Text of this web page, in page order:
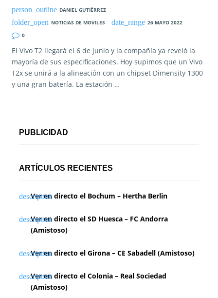
DANIEL GUTIÉRREZ
NOTICIAS DE MOVILES
26 MAYO 2022
0
El Vivo T2 llegará el 6 de junio y la compañía ya reveló la
mayoría de sus especificaciones. Hoy supimos que un Vivo
T2x se unirá a la alineación con un chipset Dimensity 1300
y una gran batería. La estación …
PUBLICIDAD
ARTÍCULOS RECIENTES
Ver en directo el Bochum – Hertha Berlin
Ver en directo el SD Huesca – FC Andorra
(Amistoso)
Ver en directo el Girona – CE Sabadell (Amistoso)
Ver en directo el Colonia – Real Sociedad
(Amistoso)